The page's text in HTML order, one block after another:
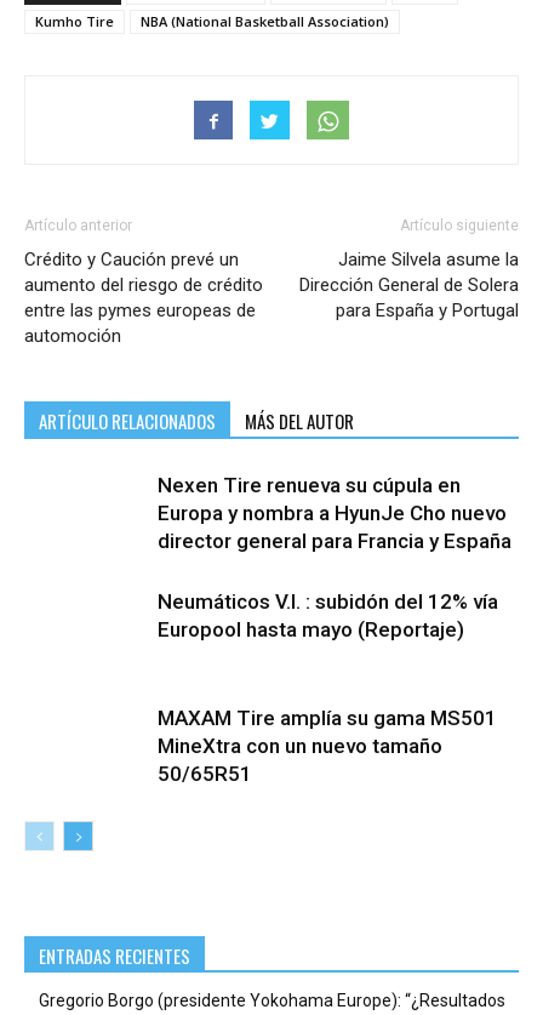
Kumho Tire
NBA (National Basketball Association)
Artículo anterior
Crédito y Caución prevé un
aumento del riesgo de crédito
entre las pymes europeas de
automoción
Artículo siguiente
Jaime Silvela asume la
Dirección General de Solera
para España y Portugal
ARTÍCULO RELACIONADOS MÁS DEL AUTOR
Nexen Tire renueva su cúpula en
Europa y nombra a HyunJe Cho nuevo
director general para Francia y España
Neumáticos V.I. : subidón del 12% vía
Europool hasta mayo (Reportaje)
MAXAM Tire amplía su gama MS501
MineXtra con un nuevo tamaño
50/65R51
ENTRADAS RECIENTES
Gregorio Borgo (presidente Yokohama Europe): “¿Resultados